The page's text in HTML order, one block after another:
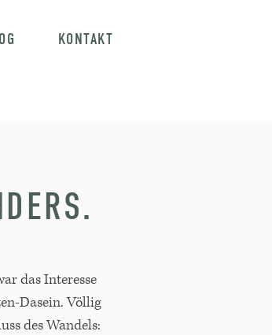
KONTAKT
das Interesse
Dasein. Völlig
des Wandels: